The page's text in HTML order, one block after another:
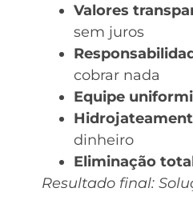
Valores
sem juros
cobrar nada
Equipe
dinheiro
Eliminação
Resultado final: